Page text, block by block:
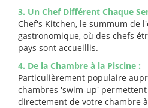
3. Un Chef Différent Chaque
Chef's Kitchen, le summum de
gastronomique, où des chefs
pays sont accueillis.
4. De la Chambre à la Piscine :
Particulièrement populaire
chambres 'swim-up'
directement de votre chambre